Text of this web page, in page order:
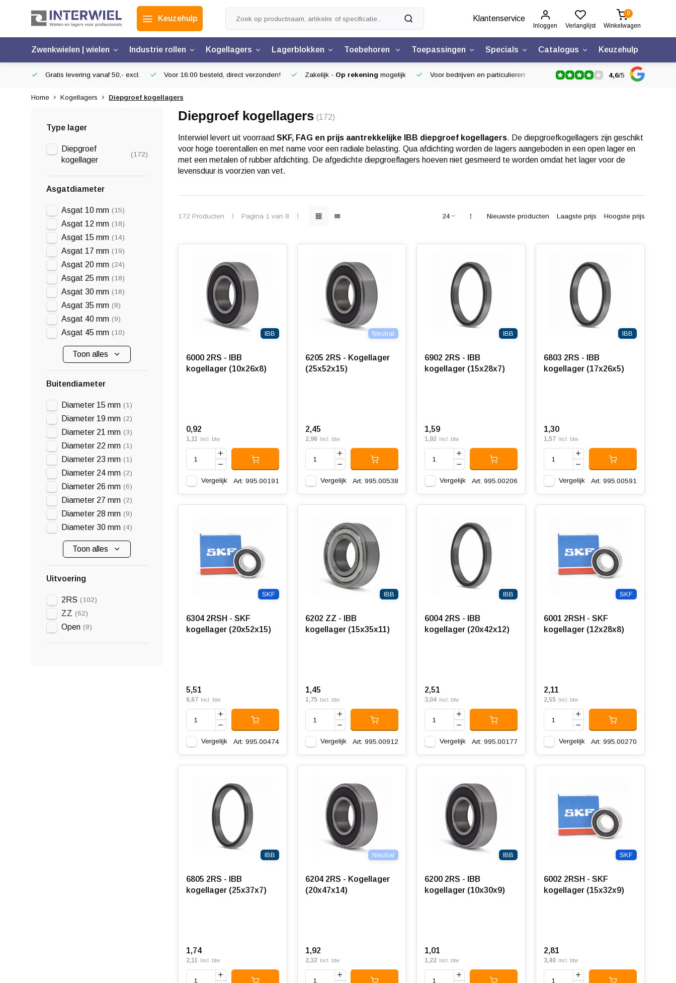
Keuzehulp Klantenservice
Inloggen Verlanglijst
0
Winkelwagen
Zwenkwielen | wielen Industrie rollen Kogellagers Lagerblokken Toebehoren Toepassingen Specials Catalogus Keuzehulp
Gratis levering vanaf 50,- excl. Voor 16:00 besteld, direct verzonden! Zakelijk - Op rekening mogelijk Voor bedrijven en particulieren 4,6/5
Home Kogellagers Diepgroef kogellagers
Type lager
Diepgroef
kogellager
(172)
Asgatdiameter
Asgat 10 mm (15)
Asgat 12 mm (18)
Asgat 15 mm (14)
Asgat 17 mm (19)
Asgat 20 mm (24)
Asgat 25 mm (18)
Asgat 30 mm (18)
Asgat 35 mm (8)
Asgat 40 mm (9)
Asgat 45 mm (10)
Toon alles
Buitendiameter
Diameter 15 mm (1)
Diameter 19 mm (2)
Diameter 21 mm (3)
Diameter 22 mm (1)
Diameter 23 mm (1)
Diameter 24 mm (2)
Diameter 26 mm (6)
Diameter 27 mm (2)
Diameter 28 mm (9)
Diameter 30 mm (4)
Toon alles
Uitvoering
2RS (102)
ZZ (62)
Open (8)
Diepgroef kogellagers (172)
Interwiel levert uit voorraad SKF, FAG en prijs aantrekkelijke IBB diepgroef kogellagers. De diepgroefkogellagers zijn geschikt
voor hoge toerentallen en met name voor een radiale belasting. Qua afdichting worden de lagers aangeboden in een open lager en
met een metalen of rubber afdichting. De afgedichte diepgroeflagers hoeven niet gesmeerd te worden omdat het lager voor de
levensduur is voorzien van vet.
172 Producten Pagina 1 van 8 Nieuwste producten Laagste prijs Hoogste prijs
IBB
6000 2RS - IBB
kogellager (10x26x8)
0,92
1,11 Incl. btw
Vergelijk Art: 995.00191
Neutral
6205 2RS - Kogellager
(25x52x15)
2,45
2,96 Incl. btw
Vergelijk Art: 995.00538
IBB
6902 2RS - IBB
kogellager (15x28x7)
1,59
1,92 Incl. btw
Vergelijk Art: 995.00206
IBB
6803 2RS - IBB
kogellager (17x26x5)
1,30
1,57 Incl. btw
Vergelijk Art: 995.00591
SKF
6304 2RSH - SKF
kogellager (20x52x15)
5,51
6,67 Incl. btw
Vergelijk Art: 995.00474
IBB
6202 ZZ - IBB
kogellager (15x35x11)
1,45
1,75 Incl. btw
Vergelijk Art: 995.00912
IBB
6004 2RS - IBB
kogellager (20x42x12)
2,51
3,04 Incl. btw
Vergelijk Art: 995.00177
SKF
6001 2RSH - SKF
kogellager (12x28x8)
2,11
2,55 Incl. btw
Vergelijk Art: 995.00270
IBB
6805 2RS - IBB
kogellager (25x37x7)
1,74
2,11 Incl. btw
Neutral
6204 2RS - Kogellager
(20x47x14)
1,92
2,32 Incl. btw
IBB
6200 2RS - IBB
kogellager (10x30x9)
1,01
1,22 Incl. btw
SKF
6002 2RSH - SKF
kogellager (15x32x9)
2,81
3,40 Incl. btw